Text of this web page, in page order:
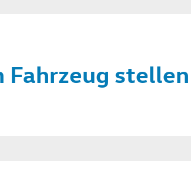
Fahrzeug stellen